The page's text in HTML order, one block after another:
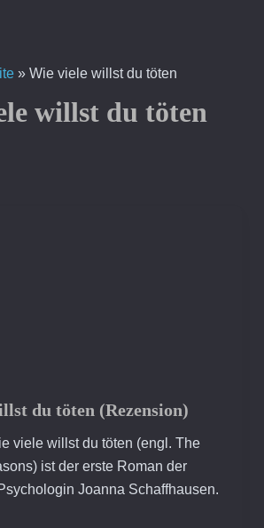
» Wie viele willst du töten
willst du töten
du töten (Rezension)
viele willst du töten (engl. The
ist der erste Roman der
Joanna Schaffhausen.